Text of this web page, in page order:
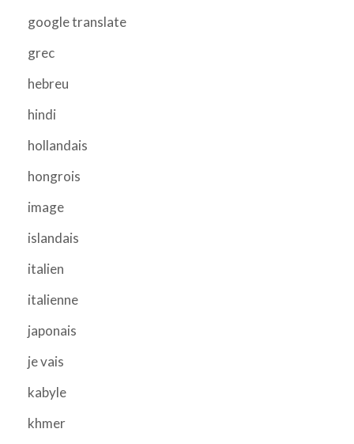
google translate
grec
hebreu
hindi
hollandais
hongrois
image
islandais
italien
italienne
japonais
je vais
kabyle
khmer